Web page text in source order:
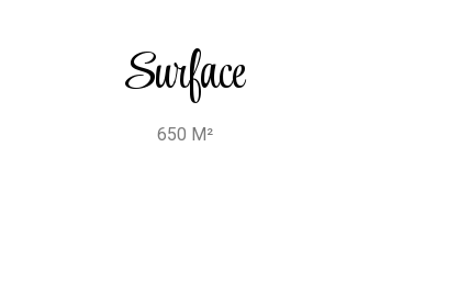
Surface
650 M²